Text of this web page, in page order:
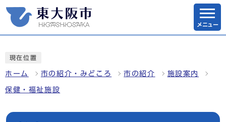
メニュー
現在位置
ホーム 市の紹介・みどころ 市の紹介 施設案内
保健・福祉施設